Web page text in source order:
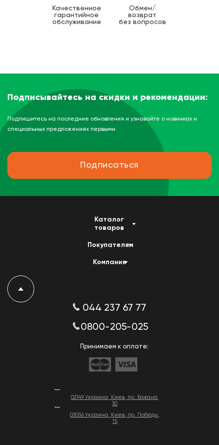
Качественное
гарантийное
обслуживание
Обмен/
возврат
без вопросов
Подписывайтесь на скидки и рекомендации:
Подпишитесь на последние обновления и узнавайте о новинках и
специальных предложениях первыми
Подписаться
02149 Украина, Киев, пр. Бажана,
30
03056 Украина, Киев, пр. Победы,
15
Каталог
товаров
Покупателям
Компания
044 237 67 77
0800-205-025
Принимаем к оплате: